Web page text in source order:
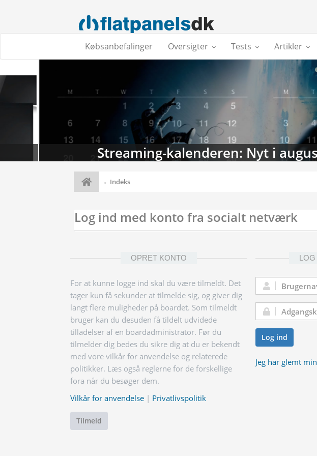
Købsanbefalinger Oversigter Tests Artikler
Streaming-kalenderen: Nyt i august
Indeks
Log ind med konto fra socialt netværk
OPRET KONTO
For at kunne logge ind skal du være tilmeldt. Det
tager kun få sekunder at tilmelde sig, og giver dig
langt flere muligheder på boardet. Som tilmeldt
bruger kan du desuden få tildelt udvidede
tilladelser af en boardadministrator. Før du
tilmelder dig bedes du sikre dig at du er bekendt
med vore vilkår for anvendelse og relaterede
politikker. Læs også reglerne for de forskellige
fora når du besøger dem.
Vilkår for anvendelse | Privatlivspolitik
Tilmeld
Brugernavn:
Adgangskode:
Log ind
Jeg har glemt